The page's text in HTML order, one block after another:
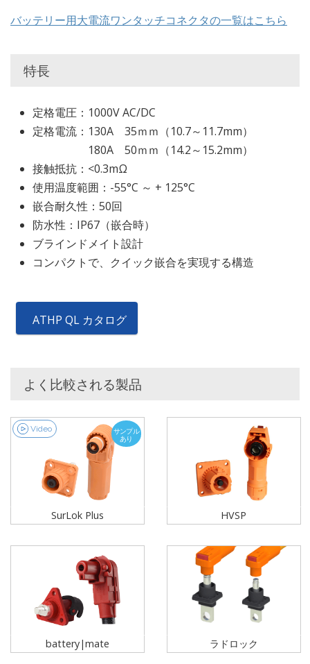
バッテリー用大電流ワンタッチコネクタの一覧はこちら
特長
定格電圧：1000V AC/DC
定格電流：130A 35ｍｍ（10.7～11.7mm）
180A 50ｍｍ（14.2～15.2mm）
接触抵抗：<0.3mΩ
使用温度範囲：-55°C ～ + 125°C
嵌合耐久性：50回
防水性：IP67（嵌合時）
ブラインドメイト設計
コンパクトで、クイック嵌合を実現する構造
ATHP QL カタログ
よく比較される製品
サンプル
あり
Video
SurLok Plus HVSP
battery|mate ラドロック